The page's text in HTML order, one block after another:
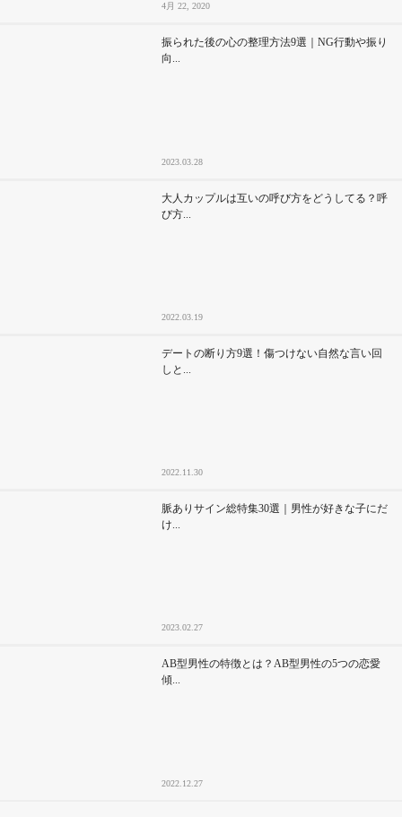
4月 22, 2020
振られた後の心の整理方法9選｜NG行動や振り
向...
2023.03.28
大人カップルは互いの呼び方をどうしてる？呼
び方...
2022.03.19
デートの断り方9選！傷つけない自然な言い回
しと...
2022.11.30
脈ありサイン総特集30選｜男性が好きな子にだ
け...
2023.02.27
AB型男性の特徴とは？AB型男性の5つの恋愛
傾...
2022.12.27